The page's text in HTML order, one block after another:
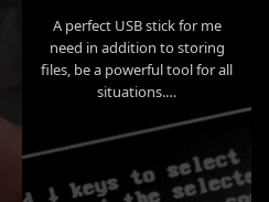
A perfect USB stick for me
need in addition to storing
files, be a powerful tool for all
situations.…